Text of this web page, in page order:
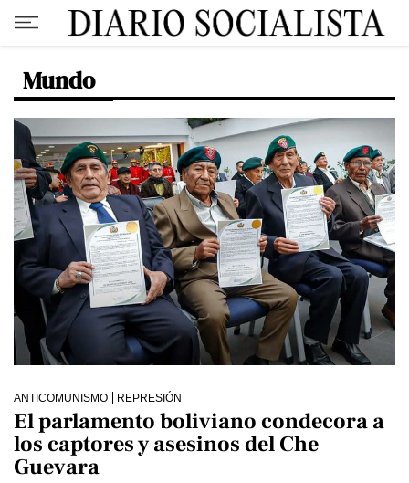
Mundo
ANTICOMUNISMO REPRESIÓN
El parlamento boliviano condecora a
los captores y asesinos del Che
Guevara